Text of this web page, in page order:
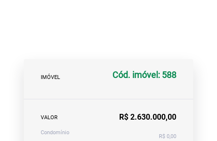
IMÓVEL Cód. imóvel: 588
VALOR R$ 2.630.000,00
Condomínio
R$ 0,00